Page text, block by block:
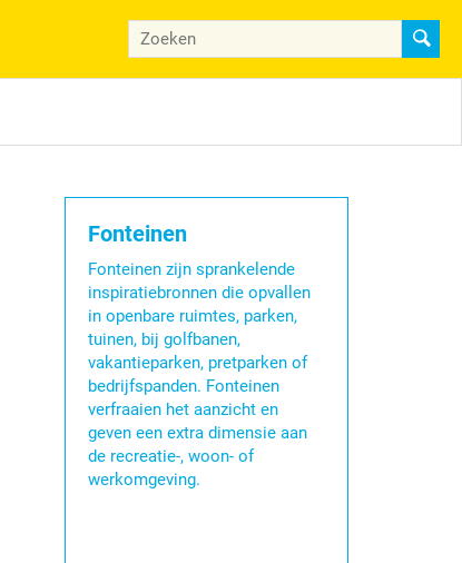
Fonteinen
Fonteinen zijn sprankelende
inspiratiebronnen die opvallen
in openbare ruimtes, parken,
tuinen, bij golfbanen,
vakantieparken, pretparken of
bedrijfspanden. Fonteinen
verfraaien het aanzicht en
geven een extra dimensie aan
de recreatie-, woon- of
werkomgeving.